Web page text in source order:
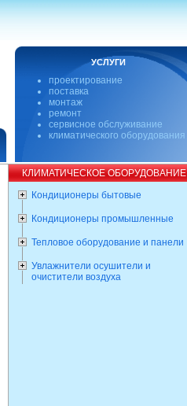
УСЛУГИ
проектирование
поставка
монтаж
ремонт
сервисное обслуживание
климатического оборудования
КЛИМАТИЧЕСКОЕ ОБОРУДОВАНИЕ
Кондиционеры бытовые
Кондиционеры промышленные
Тепловое оборудование и панели
Увлажнители осушители и
очистители воздуха